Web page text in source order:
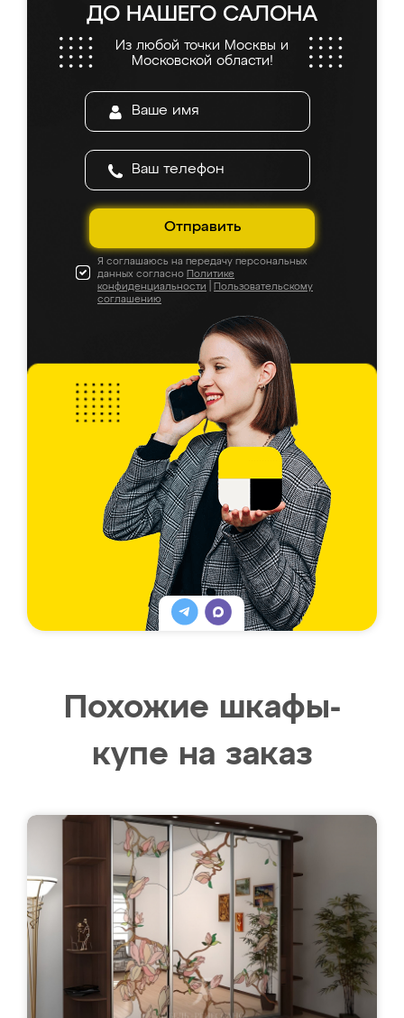
ДО НАШЕГО САЛОНА
Из любой точки Москвы и
Московской области!
Отправить
Я соглашаюсь на передачу персональных
данных согласно Политике
конфиденциальности
Пользовательскому
соглашению
Похожие шкафы-
купе на заказ